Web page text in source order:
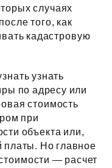
случаях
того, как
кадастровую
узнать
по адресу или
стоимость
при
объекта или,
Но главное
— расчет